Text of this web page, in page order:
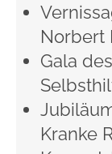
Norbert
Gala
Kranke